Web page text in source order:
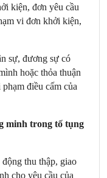
kiện, đơn yêu cầu
vi đơn khởi kiện,
sự, đương sự có
hoặc thỏa thuận
điều cấm của
minh trong tố tụng
thu thập, giao
cho yêu cầu của